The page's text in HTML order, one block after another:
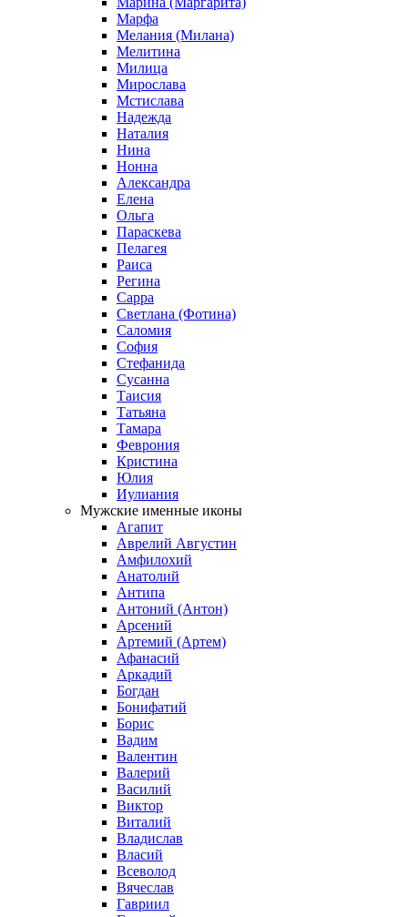
Марфа
Мелания (Милана)
Мелитина
Милица
Мирослава
Мстислава
Надежда
Наталия
Нина
Нонна
Александра
Елена
Ольга
Параскева
Пелагея
Раиса
Регина
Сарра
Светлана (Фотина)
Саломия
София
Стефанида
Сусанна
Таисия
Татьяна
Тамара
Феврония
Кристина
Юлия
Иулиания
Мужские именные иконы
Агапит
Аврелий Августин
Амфилохий
Анатолий
Антипа
Антоний (Антон)
Арсений
Артемий (Артем)
Афанасий
Аркадий
Богдан
Бонифатий
Борис
Вадим
Валентин
Валерий
Василий
Виктор
Виталий
Владислав
Власий
Всеволод
Вячеслав
Гавриил